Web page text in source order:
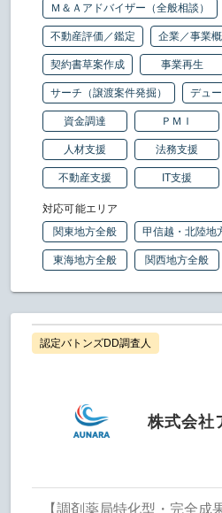
Ｍ＆Ａアドバイザー（全般相談）
不動産評価／鑑定 企業／事業
契約書草案作成 事業再生
サーチ（譲渡案件発掘） デュ
資金調達 ＰＭＩ
人材支援 法務支援
不動産支援 IT支援
対応可能エリア
関東地方全般
甲信越・北陸地
東海地方全般 関西地方全般
認定バトンズDD調査人
株式会社
【調剤薬局特化型・完全成